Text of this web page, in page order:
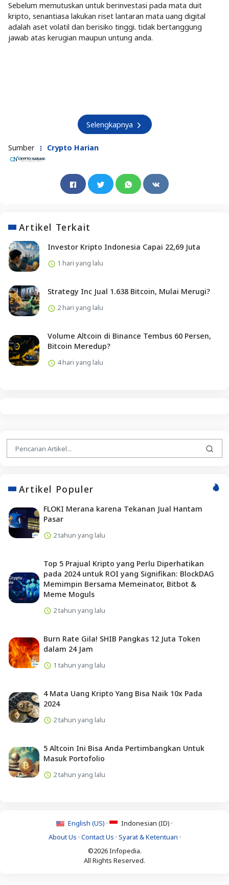
Sebelum memutuskan untuk berinvestasi pada mata duit
kripto, senantiasa lakukan riset lantaran mata uang digital
adalah aset volatil dan berisiko tinggi. tidak bertanggung
jawab atas kerugian maupun untung anda.
Selengkapnya
Sumber Crypto Harian
Artikel Terkait
Investor Kripto Indonesia Capai 22,69 Juta
1 hari yang lalu
Strategy Inc Jual 1.638 Bitcoin, Mulai Merugi?
2 hari yang lalu
Volume Altcoin di Binance Tembus 60 Persen,
Bitcoin Meredup?
4 hari yang lalu
Artikel Populer
FLOKI Merana karena Tekanan Jual Hantam
Pasar
2 tahun yang lalu
Top 5 Prajual Kripto yang Perlu Diperhatikan
pada 2024 untuk ROI yang Signifikan: BlockDAG
Memimpin Bersama Memeinator, Bitbot &
Meme Moguls
2 tahun yang lalu
Burn Rate Gila! SHIB Pangkas 12 Juta Token
dalam 24 Jam
1 tahun yang lalu
4 Mata Uang Kripto Yang Bisa Naik 10x Pada
2024
2 tahun yang lalu
5 Altcoin Ini Bisa Anda Pertimbangkan Untuk
Masuk Portofolio
2 tahun yang lalu
English (US) ·
Indonesian (ID) ·
About Us · Contact Us · Syarat & Ketentuan ·
©2026 Infopedia.
All Rights Reserved.